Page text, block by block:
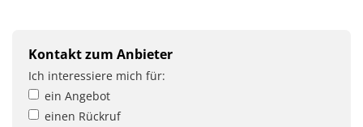
Kontakt zum Anbieter
Ich interessiere mich für:
ein Angebot
einen Rückruf